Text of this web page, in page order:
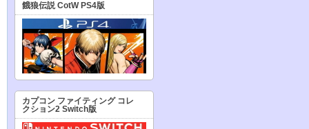
餓狼伝説 CotW PS4版
カプコン ファイティング コレ
クション2 Switch版